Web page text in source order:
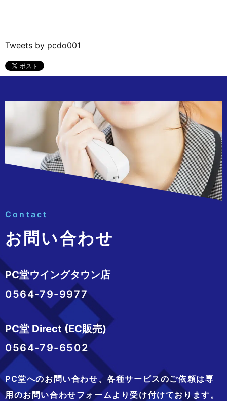
Tweets by pcdo001
Contact
お問い合わせ
PC堂ウイングタウン店
0564-79-9977
PC堂 Direct (EC販売)
0564-79-6502
PC堂へのお問い合わせ、各種サービスのご依頼は専
用のお問い合わせフォームより 受け付けております。